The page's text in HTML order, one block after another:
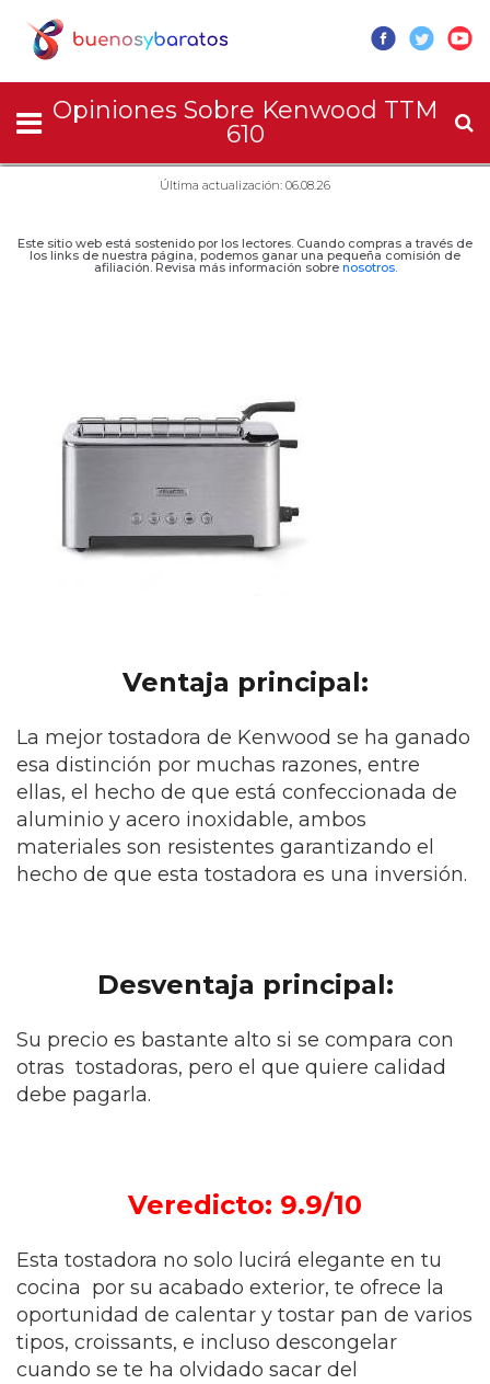
Opiniones Sobre Kenwood TTM
610
Última actualización: 06.08.26
Este sitio web está sostenido por los lectores. Cuando compras a través de
los links de nuestra página, podemos ganar una pequeña comisión de
afiliación. Revisa más información sobre nosotros.
Ventaja principal:
La mejor tostadora de Kenwood se ha ganado
esa distinción por muchas razones, entre
ellas, el hecho de que está confeccionada de
aluminio y acero inoxidable, ambos
materiales son resistentes garantizando el
hecho de que esta tostadora es una inversión.
Desventaja principal:
Su precio es bastante alto si se compara con
otras tostadoras, pero el que quiere calidad
debe pagarla.
Veredicto: 9.9/10
Esta tostadora no solo lucirá elegante en tu
cocina por su acabado exterior, te ofrece la
oportunidad de calentar y tostar pan de varios
tipos, croissants, e incluso descongelar
cuando se te ha olvidado sacar del